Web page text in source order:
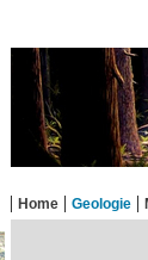
Home Geologie